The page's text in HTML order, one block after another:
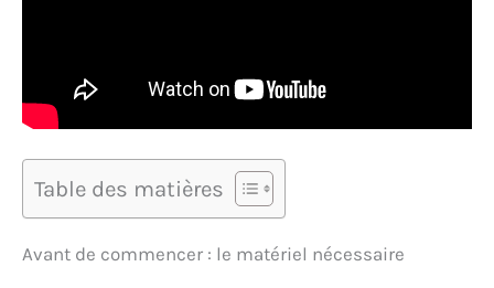
Table des matières
Avant de commencer : le matériel nécessaire